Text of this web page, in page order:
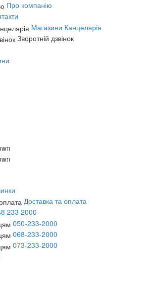
Про компанію
Магазини Канцелярія
Зворотній дзвінок
Доставка та оплата
233 2000
050-233-2000
068-233-2000
073-233-2000